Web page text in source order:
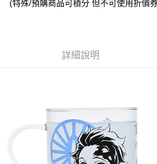
每筆NT$65，滿NT$1,300(含以上)免運費
(不開放使用，請勿選取）
每筆NT$9,999
(特殊/預購商品可積分 但不可使用折價
詳細說明